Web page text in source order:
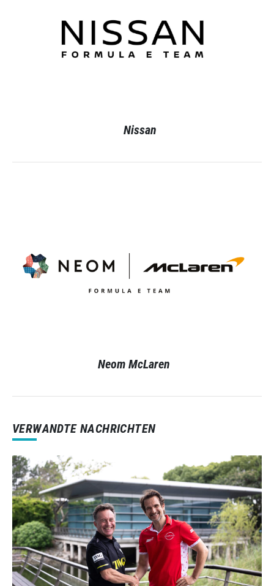
Nissan
Neom McLaren
VERWANDTE NACHRICHTEN